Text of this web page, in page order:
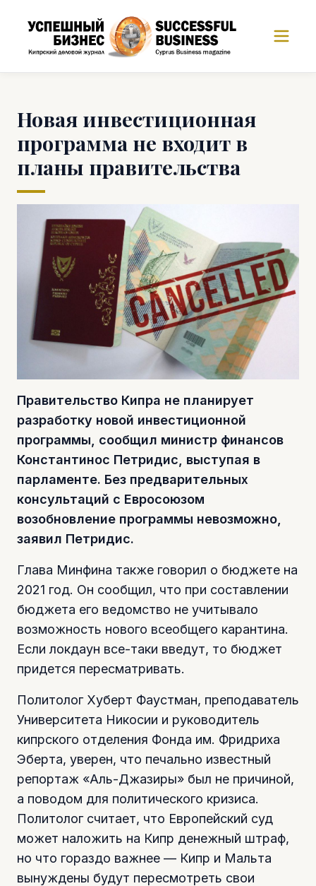
Новая инвестиционная
программа не входит в
планы правительства
Правительство Кипра не планирует
разработку новой инвестиционной
программы, сообщил министр финансов
Константинос Петридис, выступая в
парламенте. Без предварительных
консультаций с Евросоюзом
возобновление программы невозможно,
заявил Петридис.
Глава Минфина также говорил о бюджете на
2021 год. Он сообщил, что при составлении
бюджета его ведомство не учитывало
возможность нового всеобщего карантина.
Если локдаун все-таки введут, то бюджет
придется пересматривать.
Политолог Хуберт Фаустман, преподаватель
Университета Никосии и руководитель
кипрского отделения Фонда им. Фридриха
Эберта, уверен, что печально известный
репортаж «Аль-Джазиры» был не причиной,
а поводом для политического кризиса.
Политолог считает, что Европейский суд
может наложить на Кипр денежный штраф,
но что гораздо важнее — Кипр и Мальта
вынуждены будут пересмотреть свои